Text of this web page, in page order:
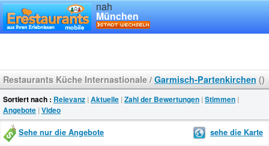
nah
München
Restaurants Küche Internastionale / Garmisch-Partenkirchen ()
Sortiert nach : Relevanz | Aktuelle | Zahl der Bewertungen | Stimmen |
Angebote | Video
Sehe nur die Angebote sehe die Karte